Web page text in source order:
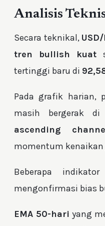
Analisis
Secara teknikal,
tren bullish kuat
tertinggi baru di
Pada grafik harian,
masih bergerak
ascending
momentum
Beberapa
mengonfirmasi bias
EMA 50-hari yang